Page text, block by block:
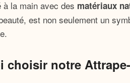
à la main avec des matériaux
est non seulement un
choisir notre